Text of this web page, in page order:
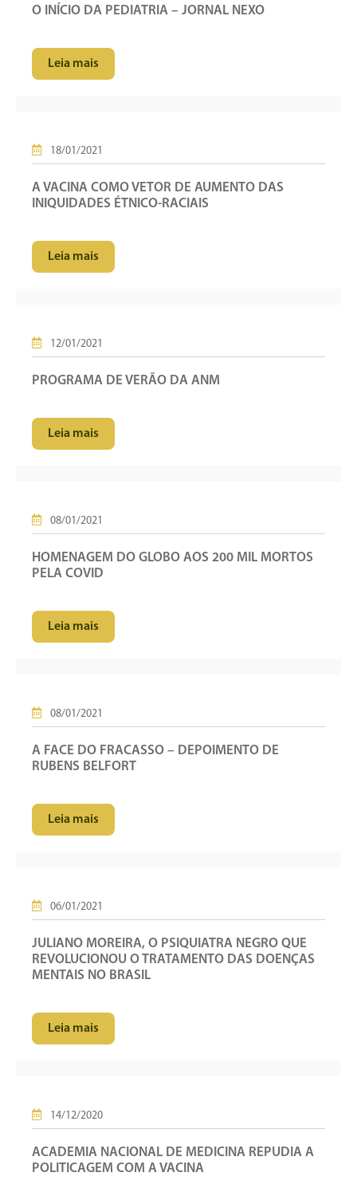
O INÍCIO DA PEDIATRIA – JORNAL NEXO
Leia mais
18/01/2021
A VACINA COMO VETOR DE AUMENTO DAS
INIQUIDADES ÉTNICO-RACIAIS
Leia mais
12/01/2021
PROGRAMA DE VERÃO DA ANM
Leia mais
08/01/2021
HOMENAGEM DO GLOBO AOS 200 MIL MORTOS
PELA COVID
Leia mais
08/01/2021
A FACE DO FRACASSO – DEPOIMENTO DE
RUBENS BELFORT
Leia mais
06/01/2021
JULIANO MOREIRA, O PSIQUIATRA NEGRO QUE
REVOLUCIONOU O TRATAMENTO DAS DOENÇAS
MENTAIS NO BRASIL
Leia mais
14/12/2020
ACADEMIA NACIONAL DE MEDICINA REPUDIA A
POLITICAGEM COM A VACINA